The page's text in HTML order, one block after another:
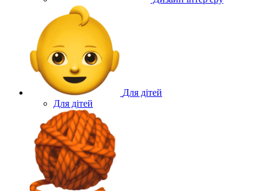
Для дітей
Для дітей